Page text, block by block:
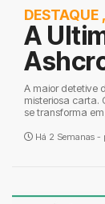
DESTAQUE ,
A
A maior detetive
misteriosa carta.
se transforma
Há 2 Semanas -